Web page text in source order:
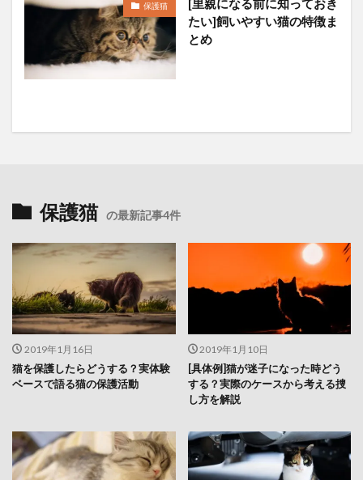
保護猫
[里親になる前に知っておき
たい]飼いやすい猫の特徴ま
とめ
保護猫 の最新記事4件
2019年1月16日
猫を保護したらどうする？実体験
ベースで語る猫の保護活動
2019年1月10日
[具体例]猫が迷子になった時どう
する？実際のケースから考える捜
し方を解説